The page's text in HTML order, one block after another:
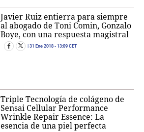
Javier Ruiz entierra para siempre
al abogado de Toni Comin, Gonzalo
Boye, con una respuesta magistral
31 Ene 2018 - 13:09 CET
Triple Tecnología de colágeno de
Sensai Cellular Performance
Wrinkle Repair Essence: La
esencia de una piel perfecta